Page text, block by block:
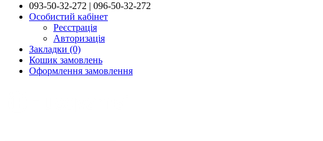
093-50-32-272 | 096-50-32-272
Особистий кабінет
Реєстрація
Авторизація
Закладки (0)
Кошик замовлень
Оформлення замовлення